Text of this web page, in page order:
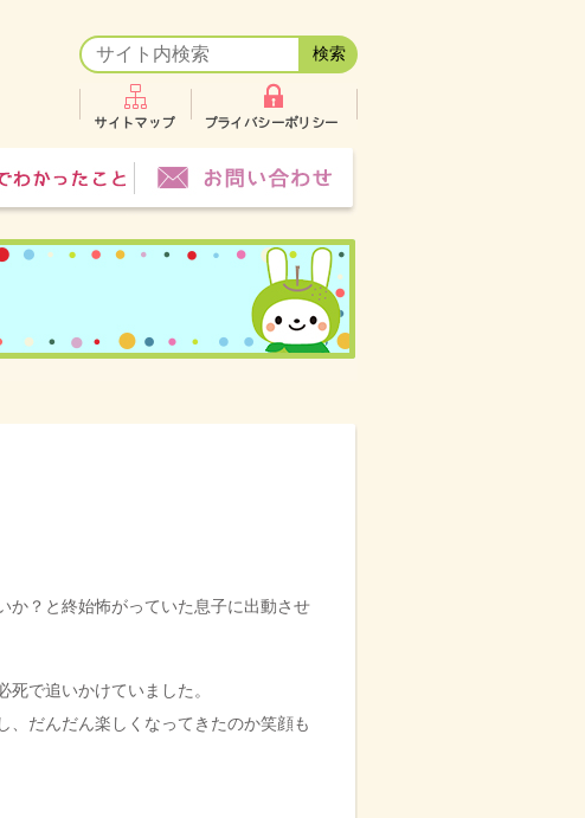
か？と終始怖がっていた息子に出動させ
で追いかけていました。
、だんだん楽しくなってきたのか笑顔も